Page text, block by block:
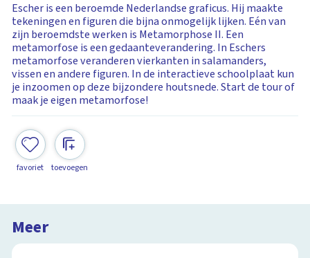
Escher is een beroemde Nederlandse graficus. Hij maakte
tekeningen en figuren die bijna onmogelijk lijken. Eén van
zijn beroemdste werken is Metamorphose II. Een
metamorfose is een gedaanteverandering. In Eschers
metamorfose veranderen vierkanten in salamanders,
vissen en andere figuren. In de interactieve schoolplaat kun
je inzoomen op deze bijzondere houtsnede. Start de tour of
maak je eigen metamorfose!
favoriet toevoegen
Meer